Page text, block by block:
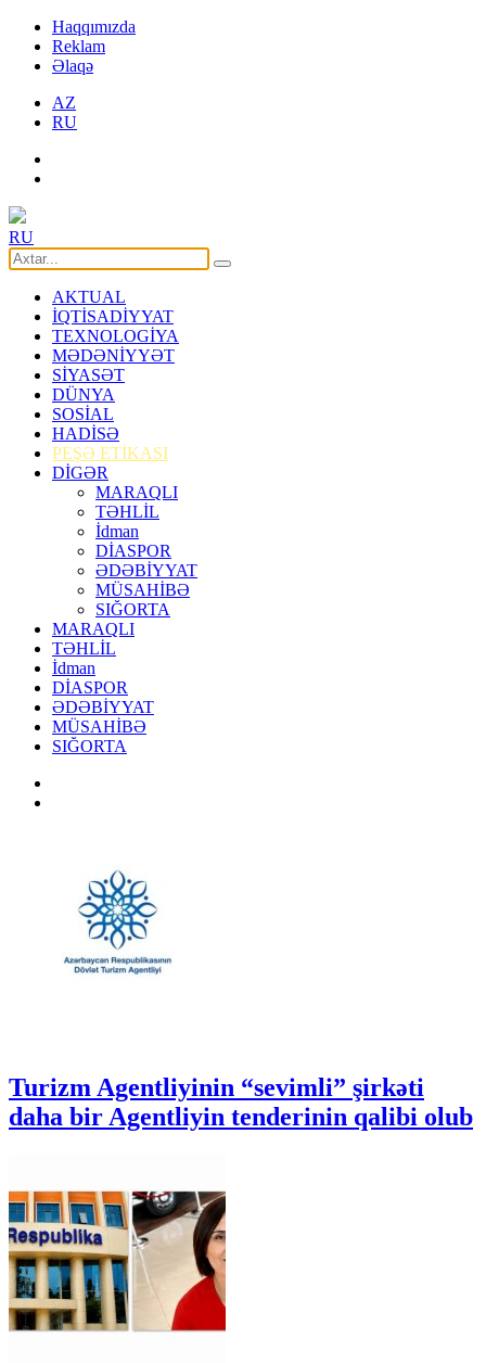
Haqqımızda
Reklam
Əlaqə
AZ
RU
RU
AKTUAL
İQTİSADİYYAT
TEXNOLOGİYA
MƏDƏNİYYƏT
SİYASƏT
DÜNYA
SOSİAL
HADİSƏ
PEŞƏ ETİKASI
DİGƏR
MARAQLI
TƏHLİL
İdman
DİASPOR
ƏDƏBİYYAT
MÜSAHİBƏ
SIĞORTA
MARAQLI
TƏHLİL
İdman
DİASPOR
ƏDƏBİYYAT
MÜSAHİBƏ
SIĞORTA
Turizm Agentliyinin “sevimli” şirkəti
daha bir Agentliyin tenderinin qalibi olub